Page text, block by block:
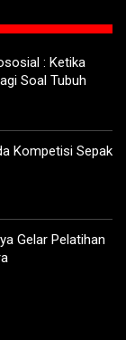
: Ketika
Soal Tubuh
Kompetisi Sepak
Gelar Pelatihan